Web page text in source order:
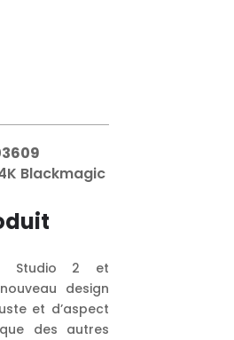
Blackmagic
Studio 2 et
design
et d’aspect
des autres